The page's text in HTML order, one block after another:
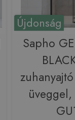
Újdonság
Sapho